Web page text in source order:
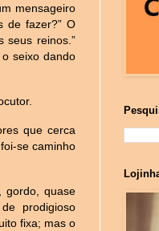
mensageiro
de fazer?” O
seus reinos.”
seixo dando
que cerca
se caminho
gordo, quase
prodigioso
fixa; mas o